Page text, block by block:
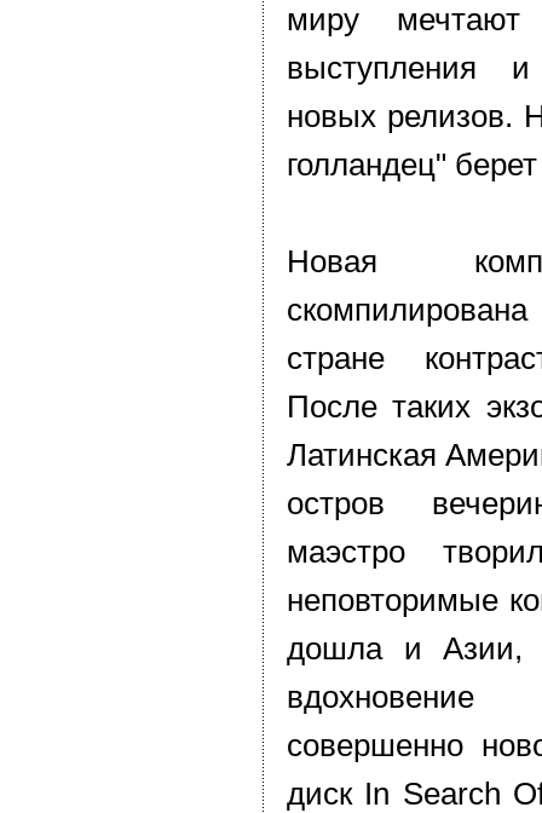
миру
выступления
новых релизов.
голландец"
Новая
стране
После таких
Латинская
остров
маэстро
неповторимые
дошла и Азии,
совершенно
диск In Search